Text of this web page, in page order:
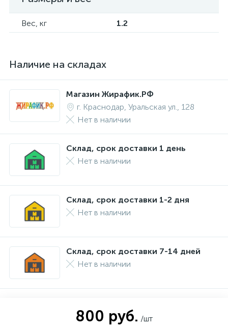
Вес, кг 1.2
Наличие на складах
Магазин Жирафик.РФ
г. Краснодар, Уральская ул., 128
Нет в наличии
Склад, срок доставки 1 день
Нет в наличии
Склад, срок доставки 1-2 дня
Нет в наличии
Склад, срок доставки 7-14 дней
Нет в наличии
800 руб. /шт